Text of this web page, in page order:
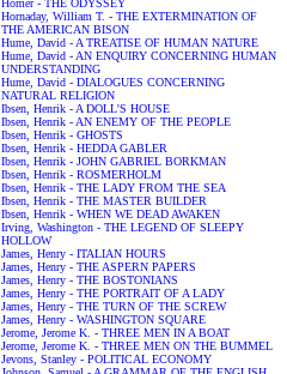
Homer - THE ODYSSEY
Hornaday, William T. - THE EXTERMINATION OF
THE AMERICAN BISON
Hume, David - A TREATISE OF HUMAN NATURE
Hume, David - AN ENQUIRY CONCERNING HUMAN
UNDERSTANDING
Hume, David - DIALOGUES CONCERNING
NATURAL RELIGION
Ibsen, Henrik - A DOLL'S HOUSE
Ibsen, Henrik - AN ENEMY OF THE PEOPLE
Ibsen, Henrik - GHOSTS
Ibsen, Henrik - HEDDA GABLER
Ibsen, Henrik - JOHN GABRIEL BORKMAN
Ibsen, Henrik - ROSMERHOLM
Ibsen, Henrik - THE LADY FROM THE SEA
Ibsen, Henrik - THE MASTER BUILDER
Ibsen, Henrik - WHEN WE DEAD AWAKEN
Irving, Washington - THE LEGEND OF SLEEPY
HOLLOW
James, Henry - ITALIAN HOURS
James, Henry - THE ASPERN PAPERS
James, Henry - THE BOSTONIANS
James, Henry - THE PORTRAIT OF A LADY
James, Henry - THE TURN OF THE SCREW
James, Henry - WASHINGTON SQUARE
Jerome, Jerome K. - THREE MEN IN A BOAT
Jerome, Jerome K. - THREE MEN ON THE BUMMEL
Jevons, Stanley - POLITICAL ECONOMY